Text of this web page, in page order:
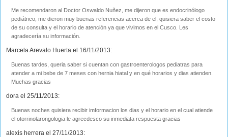
Me recomendaron al Doctor Oswaldo Nuñez, me dijeron que es endocrinólogo
pediátrico, me dieron muy buenas referencias acerca de el, quisiera saber el costo
de su consulta y el horario de atención ya que vivimos en el Cusco. Les
agradecería su información.
Marcela Arevalo Huerta el 16/11/2013:
Buenas tardes, queria saber si cuentan con gastroenterologos pediatras para
atender a mi bebe de 7 meses con hernia hiatal y en qué horarios y dias atienden.
Muchas gracias
dora el 25/11/2013:
Buenas noches quisiera recibir imformacion los dias y el horario en el cual atiende
el otorrinolarongologia le agrecdesco su inmediata respuesta gracias
alexis herrera el 27/11/2013: